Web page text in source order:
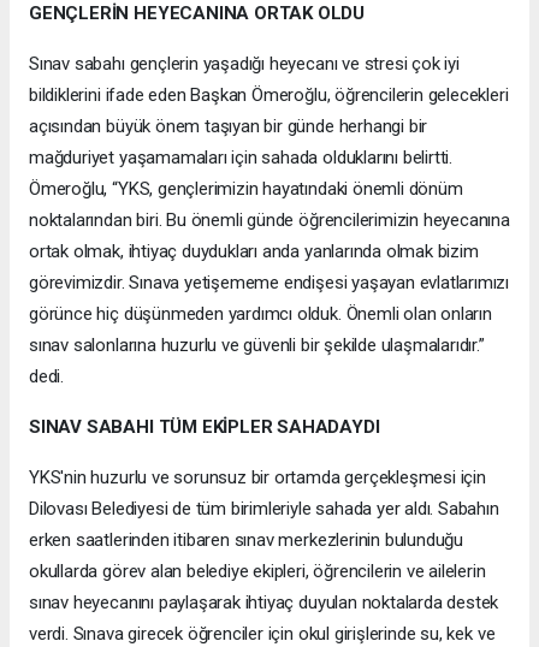
GENÇLERİN HEYECANINA ORTAK OLDU
Sınav sabahı gençlerin yaşadığı heyecanı ve stresi çok iyi
bildiklerini ifade eden Başkan Ömeroğlu, öğrencilerin gelecekleri
açısından büyük önem taşıyan bir günde herhangi bir
mağduriyet yaşamamaları için sahada olduklarını belirtti.
Ömeroğlu, “YKS, gençlerimizin hayatındaki önemli dönüm
noktalarından biri. Bu önemli günde öğrencilerimizin heyecanına
ortak olmak, ihtiyaç duydukları anda yanlarında olmak bizim
görevimizdir. Sınava yetişememe endişesi yaşayan evlatlarımızı
görünce hiç düşünmeden yardımcı olduk. Önemli olan onların
sınav salonlarına huzurlu ve güvenli bir şekilde ulaşmalarıdır.”
dedi.
SINAV SABAHI TÜM EKİPLER SAHADAYDI
YKS'nin huzurlu ve sorunsuz bir ortamda gerçekleşmesi için
Dilovası Belediyesi de tüm birimleriyle sahada yer aldı. Sabahın
erken saatlerinden itibaren sınav merkezlerinin bulunduğu
okullarda görev alan belediye ekipleri, öğrencilerin ve ailelerin
sınav heyecanını paylaşarak ihtiyaç duyulan noktalarda destek
verdi. Sınava girecek öğrenciler için okul girişlerinde su, kek ve